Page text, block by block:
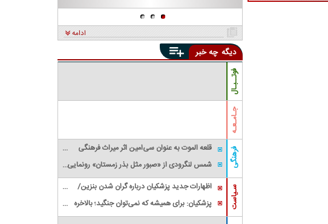
ادامه
دیگه چه خبر
فوتــبـال
جـامـعـه
فرهنگی
قلعه الموت به عنوان سی‌امین اثر میراث‌ فرهنگی
ملموس ایران، ثبت جهانی شد
شمس لنگرودی از «صبور مثل بذر زمستان» رونمایی
کرد
سـیاست
اظهارات جدید پزشکیان درباره گران شدن بنزین/
محاصره هستیم و نمی‌توانیم بنزین وارد کنیم
پزشکیان: برای همیشه که نمی‌توان جنگید؛ بالاخره
باید آن را در نقطه‌ای به پایان رساند